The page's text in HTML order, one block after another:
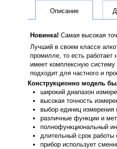
Описание
Новинка! Самая высокая
Лучший в своем классе
промилле, то есть работает
имеет комплексную
подходит для частного и
Конструкционно модель
широкий диапазон
высокая точность
выбор единиц
различные функции и
полнофункциональный
длительный срок работы
прибор использует